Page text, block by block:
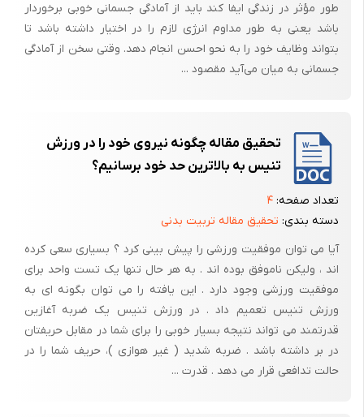
سیستم تأمین انرژی اسنیت که بدون حضور اکسیژن (بیهوازی) عمل می‌کنند.
بنابراین دو سیستم مذکور در دقایق اولیه‌ی ورزشهای بسیار شدید سیستم
غالب هستند.
اگر فعالیت ورزشی ادامه یابد سیستم سومی وارد عمل می‌شود:
ج – سیستم آنزیمی فعالیت‌های استقامتی: که دستگاه هوازی یا اکسیژن نام
کمک اکسیژن از منابع غذایی مختلف تولید انرژی می‌کند. به این فرایند تنفس
سلولی هم می‌گویند. در سیستم هوازی اکسیژن و قند برای تأمین سوخت و
انرژی مورد نیاز بکار گرفته می‌شوند. توان ورزشکار پس از 2 دقیقه از گذشت
فعالیت و تحت فشار قرار گرفتن بسته به وضعیت هوازی او است. (به همین
خاطر به کوهنواردان توصیه می‌شود از فعالیت‌های هوازی در طی هفته غالف
نباشند.)
طور مؤثر در زندگی ایفا کند باید از آمادگی جسمانی خوبی برخوردار
باشد یعنی به طور مداوم انرژی لازم را در اختیار داشته باشد تا
بتواند وظایف خود را به نحو احسن انجام دهد. وقتی سخن از آمادگی
جسمانی به میان می‌آید مقصود ...
تحقیق مقاله چگونه نیروی خود را در ورزش
تنیس به بالاترین حد خود برسانیم؟
تعداد صفحه: ۴
دسته بندی: تحقیق مقاله تربیت بدنی
آیا می توان موفقیت ورزشی را پیش بینی کرد ؟ بسیاری سعی کرده
اند ، ولیکن ناموفق بوده اند . به هر حال تنها یک تست واحد برای
موفقیت ورزشی وجود دارد . این یافته را می توان بگونه ای به
ورزش تنیس تعمیم داد . در ورزش تنیس یک ضربه آغازین
قدرتمند می تواند نتیجه بسیار خوبی را برای شما در مقابل حریفتان
در بر داشته باشد . ضربه شدید ( غیر هوازی )، حریف شما را در
حالت تدافعی قرار می دهد . قدرت ...